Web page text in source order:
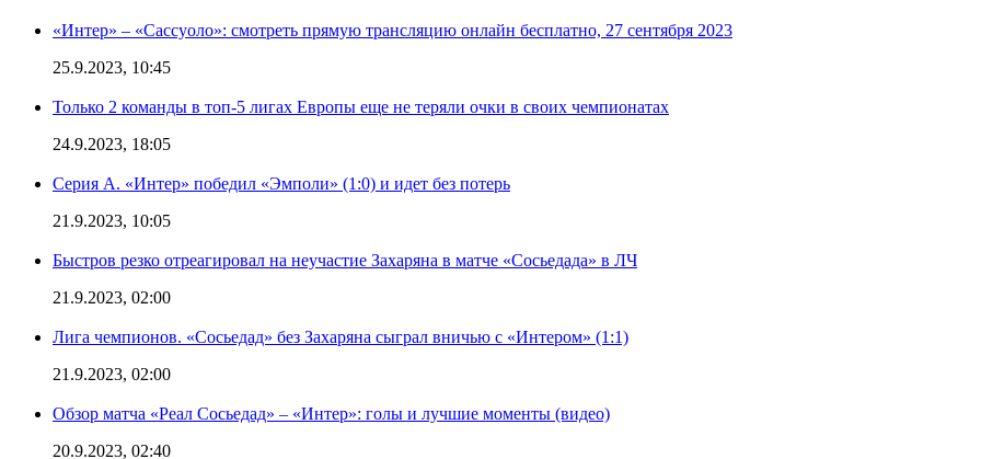
«Интер» – «Сассуоло»: смотреть прямую трансляцию онлайн бесплатно, 27 сентября 2023
25.9.2023, 10:45
Только 2 команды в топ-5 лигах Европы еще не теряли очки в своих чемпионатах
24.9.2023, 18:05
Серия А. «Интер» победил «Эмполи» (1:0) и идет без потерь
21.9.2023, 10:05
Быстров резко отреагировал на неучастие Захаряна в матче «Сосьедада» в ЛЧ
21.9.2023, 02:00
Лига чемпионов. «Сосьедад» без Захаряна сыграл вничью с «Интером» (1:1)
21.9.2023, 02:00
Обзор матча «Реал Сосьедад» – «Интер»: голы и лучшие моменты (видео)
20.9.2023, 02:40